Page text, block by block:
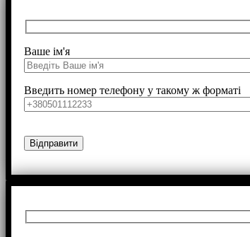
Ваше ім'я
Введить номер телефону у такому ж форматі